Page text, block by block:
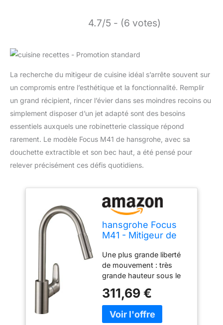
4.7/5 - (6 votes)
La recherche du mitigeur de cuisine idéal s’arrête souvent sur
un compromis entre l’esthétique et la fonctionnalité. Remplir
un grand récipient, rincer l’évier dans ses moindres recoins ou
simplement disposer d’un jet adapté sont des besoins
essentiels auxquels une robinetterie classique répond
rarement. Le modèle Focus M41 de hansgrohe, avec sa
douchette extractible et son bec haut, a été pensé pour
relever précisément ces défis quotidiens.
hansgrohe Focus
M41 - Mitigeur de
douchette
extractible, 2 jets,
Robinet avec
hauteur sous bec
240 mm,
Robinetterie avec
bec pivotant et
Une plus grande liberté
de mouvement : très
grande hauteur sous le
et bec orientable sur 110°
ou 150° Un plus grand
confort : avec douchette
311,69 €